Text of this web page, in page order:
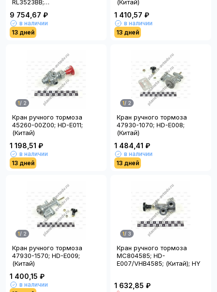
RL3523BB;
9 754,67 ₽
в наличии
13 дней
(Китай)
1 410,57 ₽
в наличии
13 дней
1/ 2
Кран ручного тормоза
45260-00Z00; HD-E011;
(Китай)
1 198,51 ₽
в наличии
13 дней
1/ 2
Кран ручного тормоза
47930-1070; HD-E008;
(Китай)
1 484,41 ₽
в наличии
13 дней
1/ 2
Кран ручного тормоза
47930-1570; HD-E009;
(Китай)
1 400,15 ₽
в наличии
1/ 3
Кран ручного тормоза
MC804585; HD-
E007/VHB4585; (Китай); HY
1 632,85 ₽